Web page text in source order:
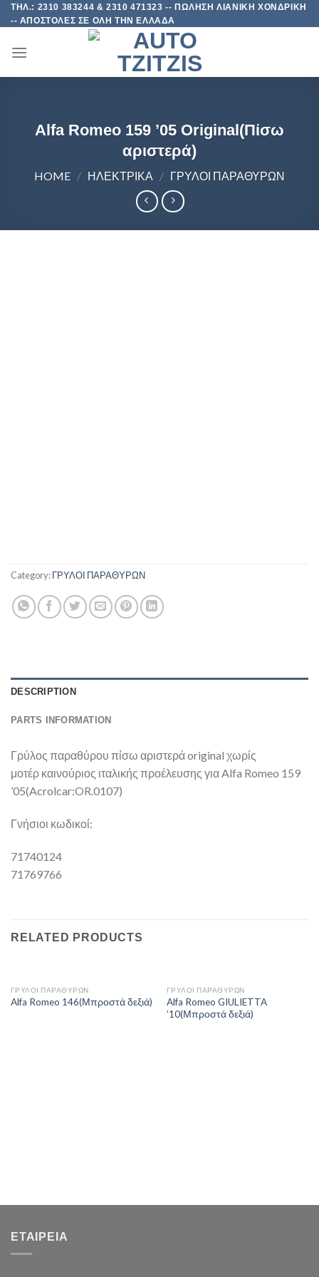
Skip
to
ΤΗΛ.: 2310 383244 & 2310 471323 -- ΠΩΛΗΣΗ ΛΙΑΝΙΚΗ ΧΟΝΔΡΙΚΗ
-- ΑΠΟΣΤΟΛΕΣ ΣΕ ΟΛΗ ΤΗΝ ΕΛΛΑΔΑ
Alfa Romeo 159 ’05 Original(Πίσω
αριστερά)
HOME / ΗΛΕΚΤΡΙΚΑ / ΓΡΥΛΟΙ ΠΑΡΑΘΥΡΩΝ
Category:ΓΡΥΛΟΙ ΠΑΡΑΘΥΡΩΝ
DESCRIPTION
PARTS INFORMATION
Γρύλος παραθύρου πίσω αριστερά original χωρίς
μοτέρ καινούριος ιταλικής προέλευσης για Alfa Romeo 159
’05(Acrolcar:OR.0107)
Γνήσιοι κωδικοί:
71740124
71769766
RELATED PRODUCTS
ΓΡΥΛΟΙ ΠΑΡΑΘΥΡΩΝ
Alfa Romeo 146(Μπροστά δεξιά)
ΓΡΥΛΟΙ ΠΑΡΑΘΥΡΩΝ
Alfa Romeo GIULIETTA
’10(Μπροστά δεξιά)
ΕΤΑΙΡΕΊΑ